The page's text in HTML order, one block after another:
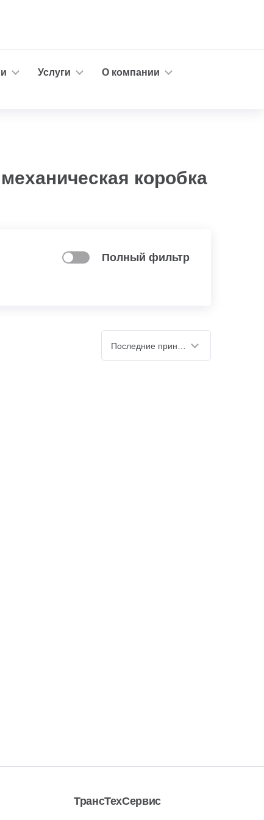
Услуги
О компании
коробка
Полный фильтр
ТрансТехСервис